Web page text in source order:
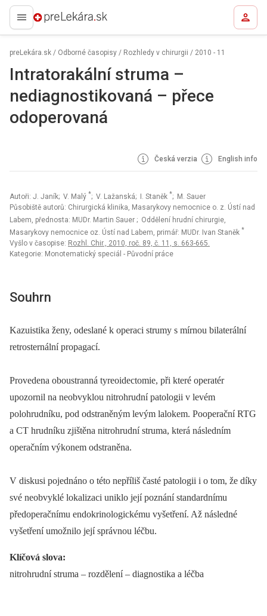
preLekára.sk
preLekára.sk / Odborné časopisy / Rozhledy v chirurgii / 2010 - 11
Intratorakální struma –
nediagnostikovaná – přece
odoperovaná
Česká verzia English info
Autoři: J. Janík; V. Malý *; V. Lažanská; I. Staněk *; M. Sauer
Působiště autorů: Chirurgická klinika, Masarykovy nemocnice o. z. Ústí nad
Labem, přednosta: MUDr. Martin Sauer ; Oddělení hrudní chirurgie,
Masarykovy nemocnice oz. Ústí nad Labem, primář: MUDr. Ivan Staněk *
Vyšlo v časopise: Rozhl. Chir., 2010, roč. 89, č. 11, s. 663-665.
Kategorie: Monotematický speciál - Původní práce
Souhrn
Kazuistika ženy, odeslané k operaci strumy s mírnou bilaterální
retrosternální propagací.
Provedena oboustranná tyreoidectomie, při které operatér
upozornil na neobvyklou nitrohrudní patologii v levém
polohrudníku, pod odstraněným levým lalokem. Pooperační RTG
a CT hrudníku zjištěna nitrohrudní struma, která následním
operačním výkonem odstraněna.
V diskusi pojednáno o této nepříliš časté patologii i o tom, že díky
své neobvyklé lokalizaci uniklo její poznání standardnímu
předoperačnímu endokrinologickému vyšetření. Až následné
vyšetření umožnilo její správnou léčbu.
Klíčová slova:
nitrohrudní struma –⁠ rozdělení –⁠ diagnostika a léčba